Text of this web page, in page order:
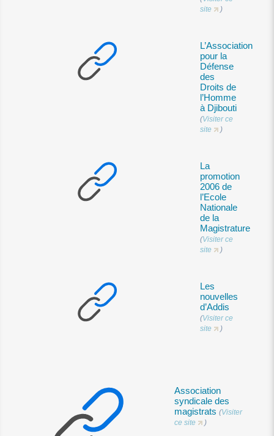
site
)
L’Association
pour la
Défense
des
Droits de
l’Homme
à Djibouti
(Visiter ce
site
)
La
promotion
2006 de
l’Ecole
Nationale
de la
Magistrature
(Visiter ce
site
)
Les
nouvelles
d’Addis
(Visiter ce
site
)
Association
syndicale des
magistrats (Visiter
ce site
)